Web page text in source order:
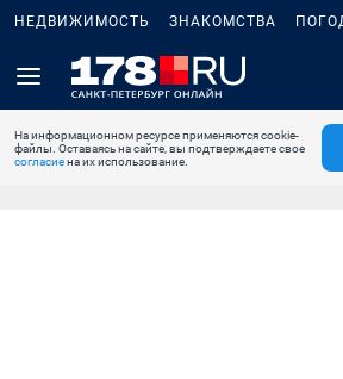
НЕДВИЖИМОСТЬ ЗНАКОМСТВА
На информационном ресурсе применяются cookie-
файлы. Оставаясь на сайте, вы подтверждаете свое
согласиена их использование.